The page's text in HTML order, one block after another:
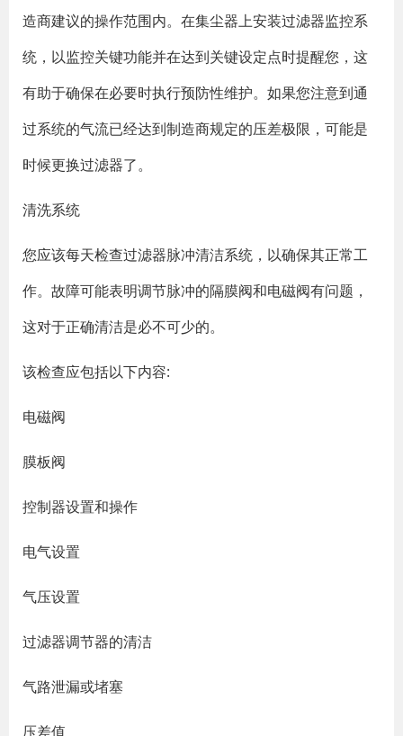
造商建议的操作范围内。在集尘器上安装过滤器监控系
统，以监控关键功能并在达到关键设定点时提醒您，这
有助于确保在必要时执行预防性维护。如果您注意到通
过系统的气流已经达到制造商规定的压差极限，可能是
时候更换过滤器了。
清洗系统
您应该每天检查过滤器脉冲清洁系统，以确保其正常工
作。故障可能表明调节脉冲的隔膜阀和电磁阀有问题，
这对于正确清洁是必不可少的。
该检查应包括以下内容:
电磁阀
膜板阀
控制器设置和操作
电气设置
气压设置
过滤器调节器的清洁
气路泄漏或堵塞
压差值